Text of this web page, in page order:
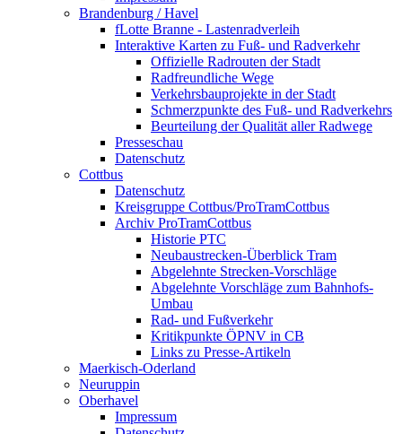
Brandenburg / Havel
fLotte Branne - Lastenradverleih
Interaktive Karten zu Fuß- und Radverkehr
Offizielle Radrouten der Stadt
Radfreundliche Wege
Verkehrsbauprojekte in der Stadt
Schmerzpunkte des Fuß- und Radverkehrs
Beurteilung der Qualität aller Radwege
Presseschau
Datenschutz
Cottbus
Datenschutz
Kreisgruppe Cottbus/ProTramCottbus
Archiv ProTramCottbus
Historie PTC
Neubaustrecken-Überblick Tram
Abgelehnte Strecken-Vorschläge
Abgelehnte Vorschläge zum Bahnhofs-
Umbau
Rad- und Fußverkehr
Kritikpunkte ÖPNV in CB
Links zu Presse-Artikeln
Maerkisch-Oderland
Neuruppin
Oberhavel
Impressum